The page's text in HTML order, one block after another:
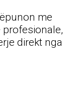
me
direkt nga